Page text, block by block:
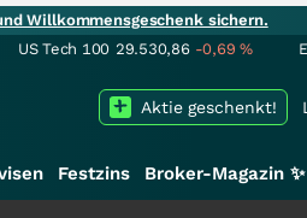
Willkommensgeschenk sichern.
US Tech 100 29.530,86 -0,69%
Aktie geschenkt!
Festzins Broker-Magazin ✨